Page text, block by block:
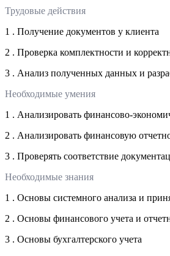
Трудовые действия
1 . Получение документов у клиента
2 . Проверка комплектности и
3 . Анализ полученных данных и
Необходимые умения
1 . Анализировать финансово-
2 . Анализировать финансовую
3 . Проверять соответствие
Необходимые знания
1 . Основы системного анализа и
2 . Основы финансового учета и
3 . Основы бухгалтерского учета